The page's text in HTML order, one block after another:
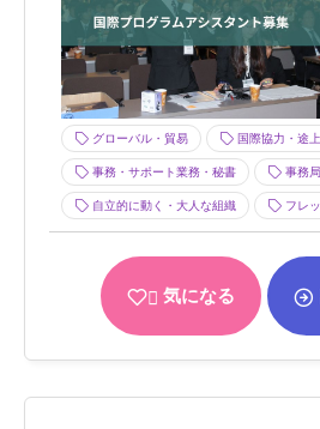
グローバル・貿易 国際協力・途
事務・サポート業務・秘書 事務
自立的に動く・大人な組織 フレ
気になる